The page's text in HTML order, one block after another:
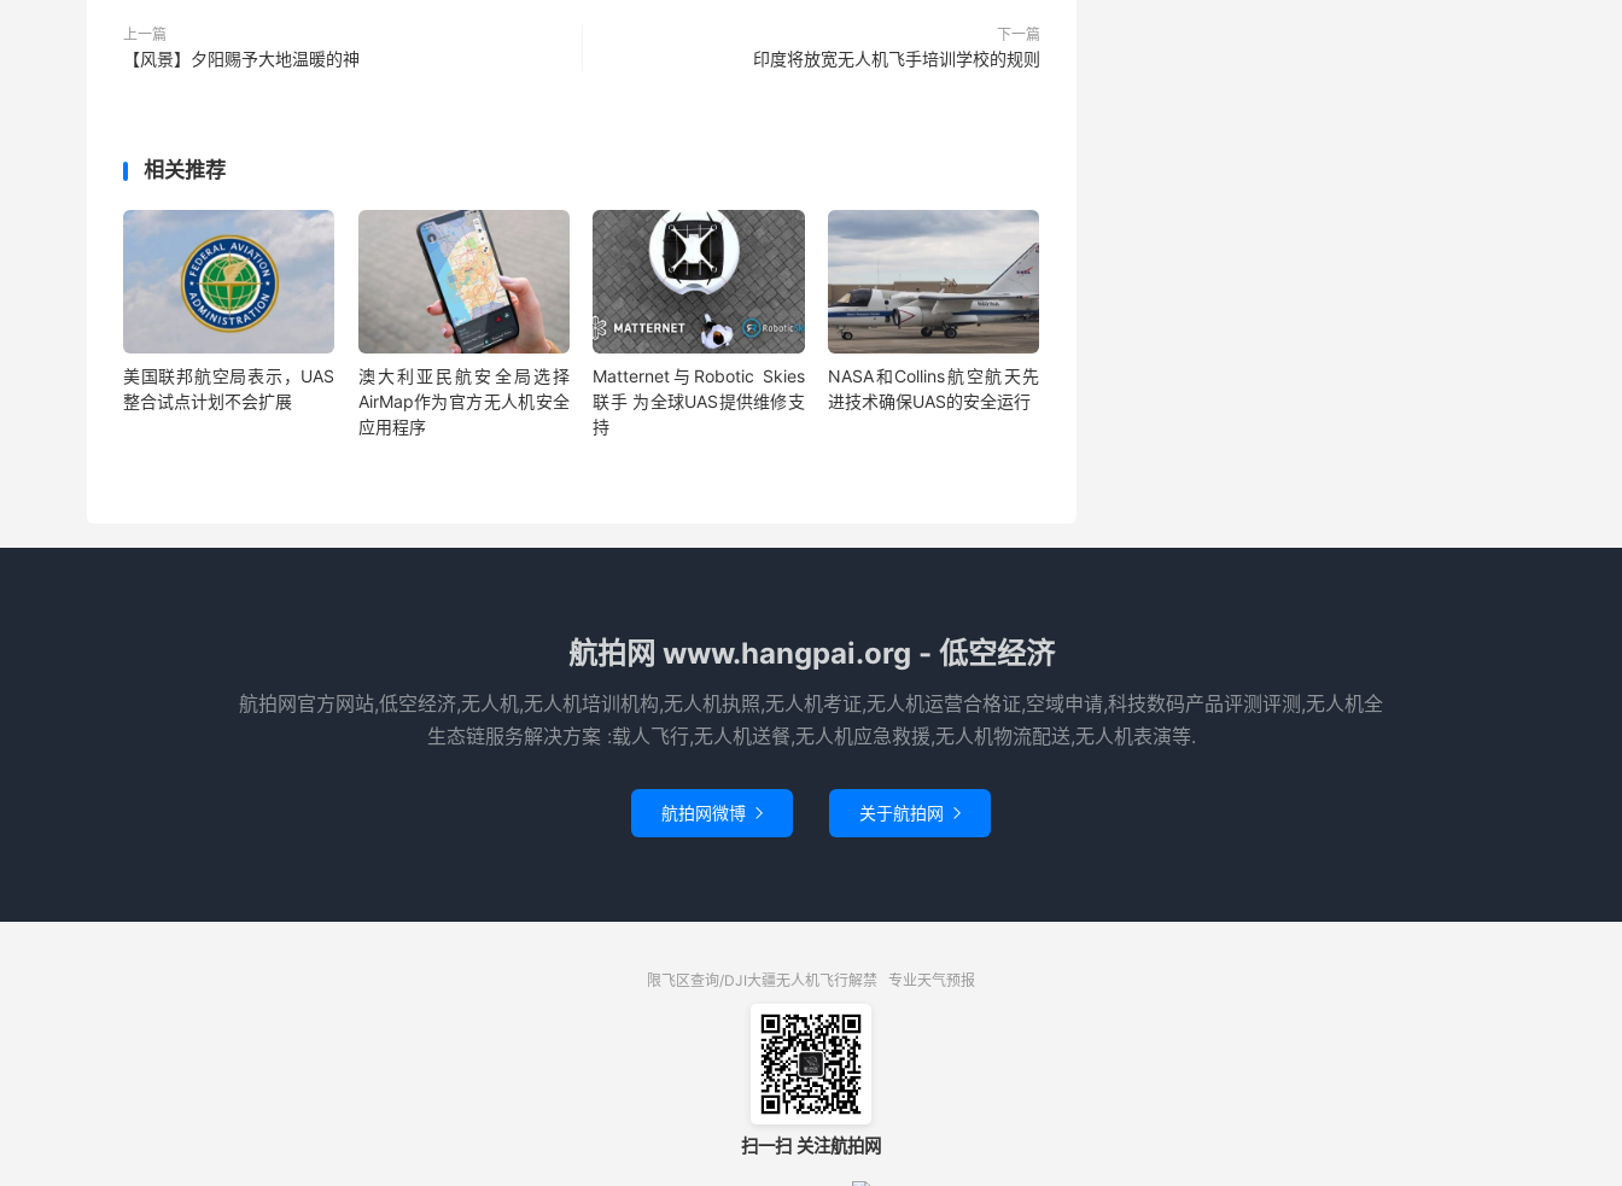
上一篇
【风景】夕阳赐予大地温暖的神
下一篇
印度将放宽无人机飞手培训学校的规则
相关推荐
美国联邦航空局表示，UAS
整合试点计划不会扩展
澳大利亚民航安全局选择
AirMap作为官方无人机安全
应用程序
Matternet与Robotic Skies
联手 为全球UAS提供维修支
持
NASA和Collins航空航天先
进技术确保UAS的安全运行
航拍网 www.hangpai.org - 低空经济
航拍网官方网站,低空经济,无人机,无人机培训机构,无人机执照,无人机考证,无人机运营合格证,空域申请,科技数码产品评测评测,无人机全
生态链服务解决方案 :载人飞行,无人机送餐,无人机应急救援,无人机物流配送,无人机表演等.
航拍网微博  关于航拍网 
限飞区查询/DJI大疆无人机飞行解禁 专业天气预报
扫一扫 关注航拍网